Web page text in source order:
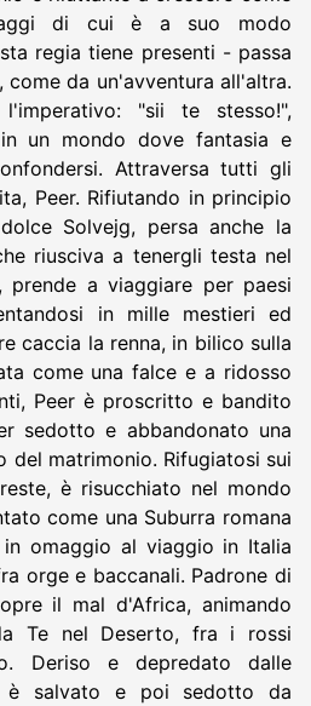
di cui è a suo modo
regia tiene presenti - passa
da un'avventura all'altra.
l'imperativo: "sii te stesso!",
un mondo dove fantasia e
Attraversa tutti gli
Peer. Rifiutando in principio
Solvejg, persa anche la
riusciva a tenergli testa nel
prende a viaggiare per paesi
in mille mestieri ed
caccia la renna, in bilico sulla
come una falce e a ridosso
Peer è proscritto e bandito
sedotto e abbandonato una
del matrimonio. Rifugiatosi sui
è risucchiato nel mondo
come una Suburra romana
omaggio al viaggio in Italia
orge e baccanali. Padrone di
il mal d'Africa, animando
Te nel Deserto, fra i rossi
Deriso e depredato dalle
è salvato e poi sedotto da